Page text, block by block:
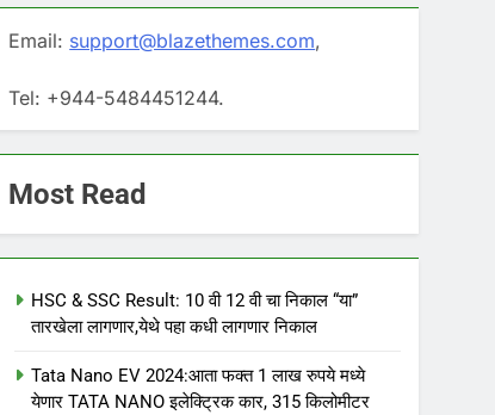
Email: support@blazethemes.com,
Tel: +944-5484451244.
Most Read
HSC & SSC Result: 10 वी 12 वी चा निकाल “या”
तारखेला लागणार,येथे पहा कधी लागणार निकाल
Tata Nano EV 2024:आता फक्त 1 लाख रुपये मध्ये
येणार TATA NANO इलेक्ट्रिक कार, 315 किलोमीटर